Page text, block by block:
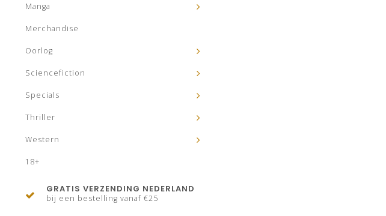
Manga
Merchandise
Oorlog
Sciencefiction
Specials
Thriller
Western
18+
GRATIS VERZENDING NEDERLAND
bij een bestelling vanaf €25